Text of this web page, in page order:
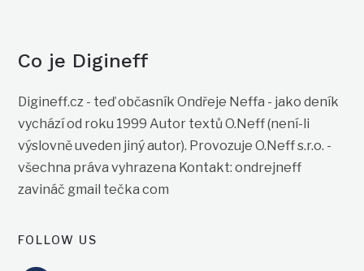
Co je Digineff
Digineff.cz - teď občasník Ondřeje Neffa - jako deník
vychází od roku 1999 Autor textů O.Neff (není-li
výslovně uveden jiný autor). Provozuje O.Neff s.r.o. -
všechna práva vyhrazena Kontakt: ondrejneff
zavináč gmail tečka com
FOLLOW US